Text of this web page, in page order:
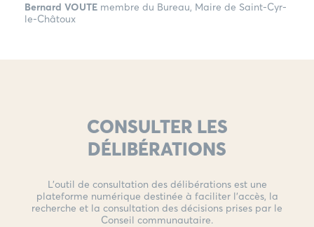
Bernard VOUTE membre du Bureau, Maire de Saint-Cyr-
le-Châtoux
CONSULTER LES
DÉLIBÉRATIONS
L’outil de consultation des délibérations est une
plateforme numérique destinée à faciliter l’accès, la
recherche et la consultation des décisions prises par le
Conseil communautaire.